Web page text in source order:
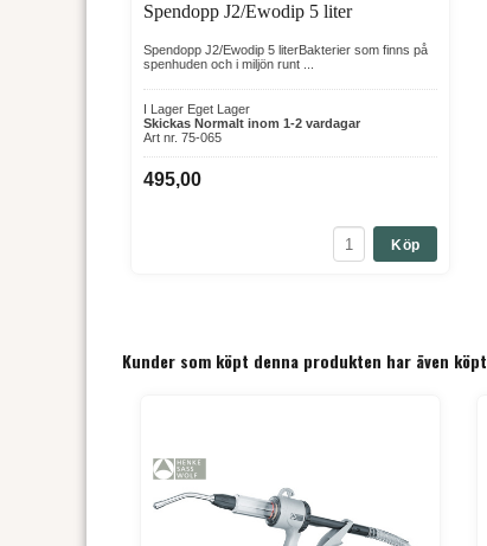
Spendopp J2/Ewodip 5 liter
Spendopp J2/Ewodip 5 literBakterier som finns på
spenhuden och i miljön runt ...
I Lager Eget Lager
Skickas Normalt inom 1-2 vardagar
Art nr. 75-065
495,00
Köp
Kunder som köpt denna produkten har även köpt